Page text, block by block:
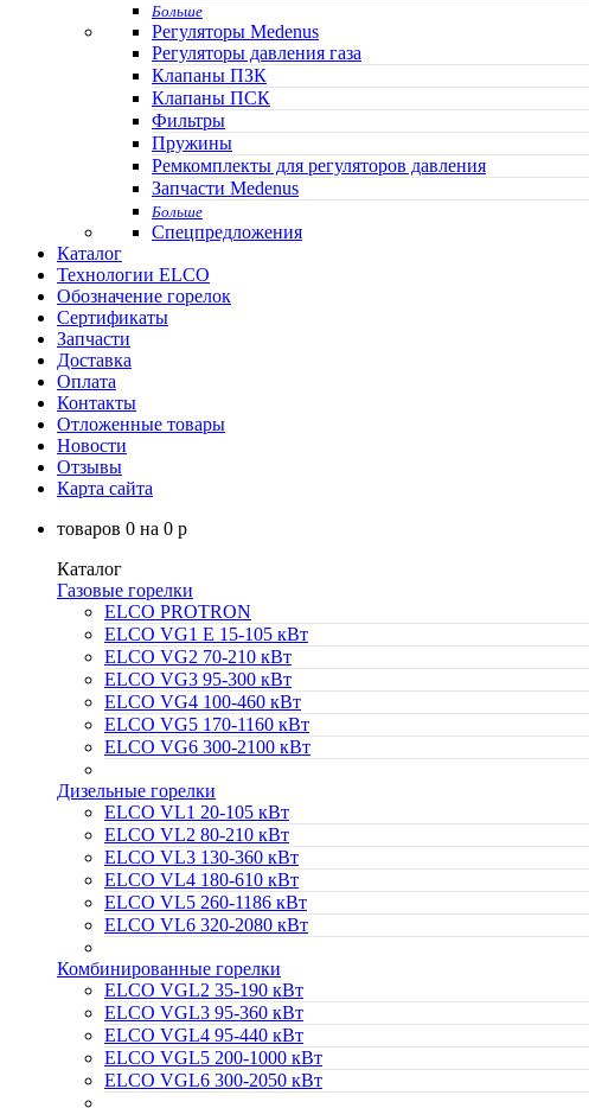
Больше
Регуляторы Medenus
Регуляторы давления газа
Клапаны ПЗК
Клапаны ПСК
Фильтры
Пружины
Ремкомплекты для регуляторов давления
Запчасти Medenus
Больше
Спецпредложения
Каталог
Технологии ELCO
Обозначение горелок
Сертификаты
Запчасти
Доставка
Оплата
Контакты
Отложенные товары
Новости
Отзывы
Карта сайта
товаров 0 на 0 p
Каталог
Газовые горелки
ELCO PROTRON
ELCO VG1 E 15-105 кВт
ELCO VG2 70-210 кВт
ELCO VG3 95-300 кВт
ELCO VG4 100-460 кВт
ELCO VG5 170-1160 кВт
ELCO VG6 300-2100 кВт
Дизельные горелки
ELCO VL1 20-105 кВт
ELCO VL2 80-210 кВт
ELCO VL3 130-360 кВт
ELCO VL4 180-610 кВт
ELCO VL5 260-1186 кВт
ELCO VL6 320-2080 кВт
Комбинированные горелки
ELCO VGL2 35-190 кВт
ELCO VGL3 95-360 кВт
ELCO VGL4 95-440 кВт
ELCO VGL5 200-1000 кВт
ELCO VGL6 300-2050 кВт